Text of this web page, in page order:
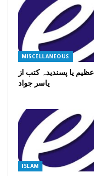
MISCELLANEOUS
عظیم یا پسندیدہ کتب از
یاسر جواد
ISLAM